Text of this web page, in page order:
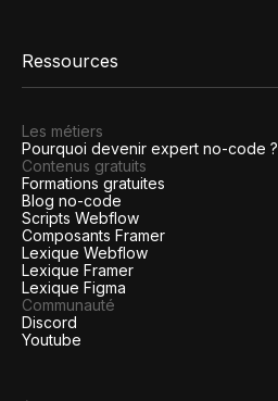
Ressources
Les métiers
Pourquoi devenir expert no-code ?
Contenus gratuits
Formations gratuites
Blog no-code
Scripts Webflow
Composants Framer
Lexique Webflow
Lexique Framer
Lexique Figma
Communauté
Discord
Youtube